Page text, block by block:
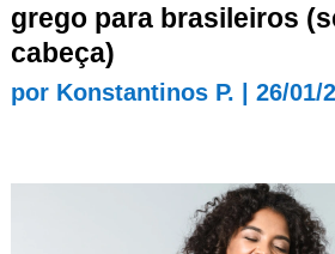
grego para brasileiros
cabeça)
por Konstantinos P. 26/01/